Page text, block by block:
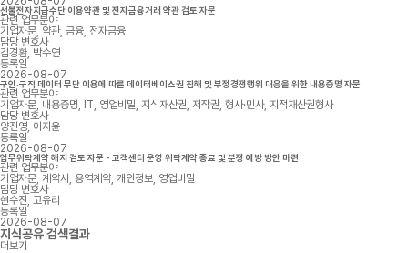
선불전자지급수단 이용약관 및 전자금융거래 약관 검토 자문
관련 업무분야
기업자문, 약관, 금융, 전자금융
담당 변호사
김경환, 박수연
등록일
2026-08-07
구인·구직 데이터 무단 이용에 따른 데이터베이스권 침해 및 부정경쟁행위 대응을 위한 내용증명 자문
관련 업무분야
기업자문, 내용증명, IT, 영업비밀, 지식재산권, 저작권, 형사·민사, 지적재산권형사
담당 변호사
양진영, 이지윤
등록일
2026-08-07
업무위탁계약 해지 검토 자문 - 고객센터 운영 위탁계약 종료 및 분쟁 예방 방안 마련
관련 업무분야
기업자문, 계약서, 용역계약, 개인정보, 영업비밀
담당 변호사
현수진, 고유리
등록일
2026-08-07
지식공유검색결과
더보기